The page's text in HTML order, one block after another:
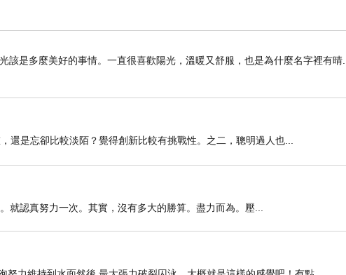
該是多麼美好的事情。一直很喜歡陽光，溫暖又舒服，也是為什麼名字裡有晴...
還是忘卻比較淡陌？覺得創新比較有挑戰性。之二，聰明過人也...
認真努力一次。其實，沒有多大的勝算。盡力而為。壓...